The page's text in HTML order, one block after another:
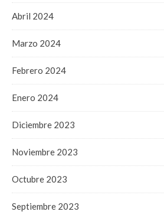
Abril 2024
Marzo 2024
Febrero 2024
Enero 2024
Diciembre 2023
Noviembre 2023
Octubre 2023
Septiembre 2023